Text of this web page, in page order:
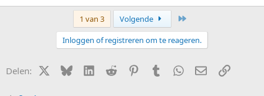
1 van 3 Volgende
Inloggen of registreren om te reageren.
Delen: X (Twitter)
BlueskyLinkedIn
Reddit PinterestTumblr WhatsApp
E-mailLink